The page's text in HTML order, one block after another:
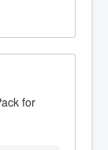
for